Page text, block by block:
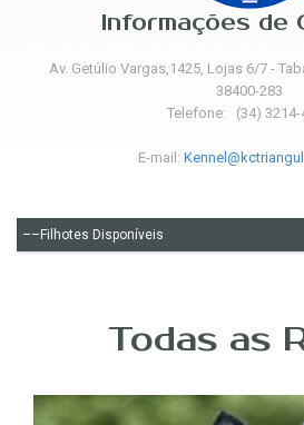
Informações de
Av. Getúlio Vargas,1425, Lojas 6/7 -
38400-283
Telefone: (34) 3214-
E-mail:
Todas as